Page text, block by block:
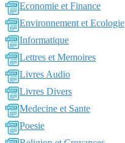
Economie et Finance
Environnement et Ecologie
Informatique
Lettres et Memoires
Livres Audio
Livres Divers
Medecine et Sante
Poesie